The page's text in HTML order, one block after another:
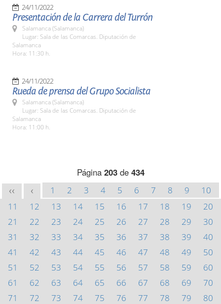
24/11/2022
Presentación de la Carrera del Turrón
Salamanca (Salamanca)
Lugar: Sala de las Comarcas. Diputación de
Salamanca
Hora: 11:30 h.
24/11/2022
Rueda de prensa del Grupo Socialista
Salamanca (Salamanca)
Lugar: Sala de las Comarcas. Diputación de
Salamanca
Hora: 11:00 h.
Página 203de 434
<< < 1 2 3 4 5 6 7 8 9
10
11
12 13 14 15 16 17 18 19
20
21
22 23 24 25 26 27 28 29
30
31
32 33 34 35 36 37 38 39
40
41
42 43 44 45 46 47 48 49
50
51
52 53 54 55 56 57 58 59
60
61
62 63 64 65 66 67 68 69
70
71
72 73 74 75 76 77 78 79
80